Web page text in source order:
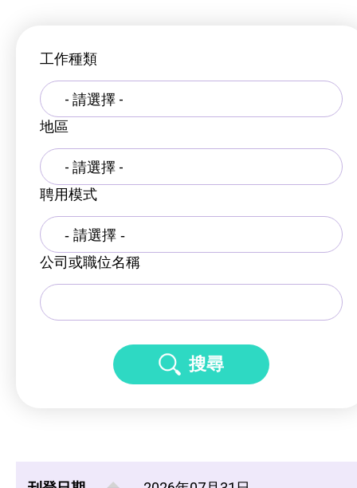
工作種類
- 請選擇 -
地區
- 請選擇 -
聘用模式
公司或職位名稱
搜尋